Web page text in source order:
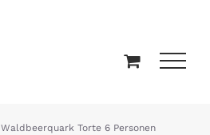
Waldbeerquark Torte 6 Personen